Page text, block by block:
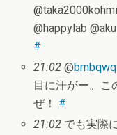
@happylab
#
21:02 @bmbqwq
目に汗がー。こ
ぜ！ #
21:02 でも実際